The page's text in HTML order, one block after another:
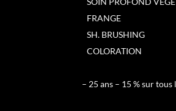
FRANGE
SH. BRUSHING
COLORATION
– 25 ans – 15 % sur tous